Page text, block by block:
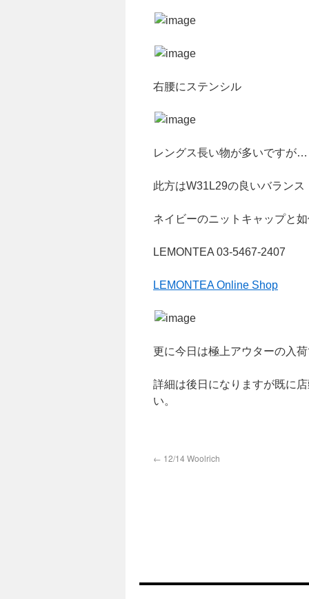
右腰にステンシル
レングス長い物が多いですが…
此方はW31L29の良いバランス
ネイビーのニットキャップと
LEMONTEA 03-5467-2407
LEMONTEA Online Shop
更に今日は極上アウターの入荷
詳細は後日になりますが既に
い。
← 12/14 Woolrich